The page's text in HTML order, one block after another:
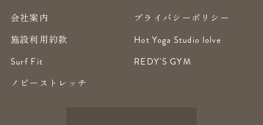
会社案内
プライバシーポリシー
施設利用約款
Hot Yoga Studio lolve
Surf Fit
REDY'S GYM
ノビーストレッチ